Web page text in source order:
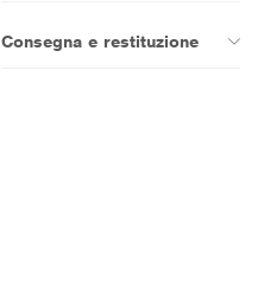
Consegna e restituzione